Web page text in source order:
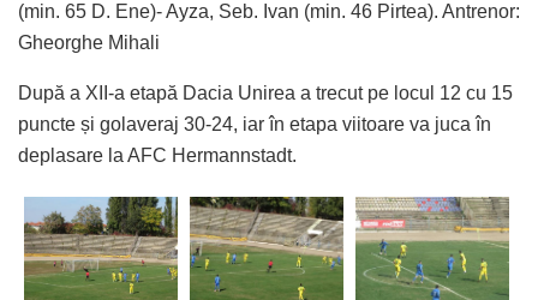
(min. 65 D. Ene)- Ayza, Seb. Ivan (min. 46 Pirtea). Antrenor:
Gheorghe Mihali
După a XII-a etapă Dacia Unirea a trecut pe locul 12 cu 15
puncte și golaveraj 30-24, iar în etapa viitoare va juca în
deplasare la AFC Hermannstadt.